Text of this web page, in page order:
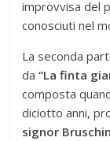
improvvisa del
conosciuti nel
La seconda
da“La finta
composta
diciotto anni,
signor